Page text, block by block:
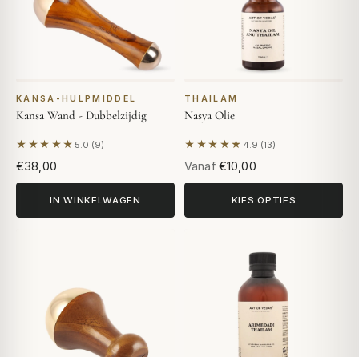
KANSA-HULPMIDDEL
Kansa Wand - Dubbelzijdig
★★★★★ 5.0 (9)
Gebaseerd op 9 beoordelingen
€38,00
IN WINKELWAGEN
THAILAM
Nasya Olie
★★★★★ 4.9 (13)
Gebaseerd op 13
Vanaf €10,00
KIES OPTIES